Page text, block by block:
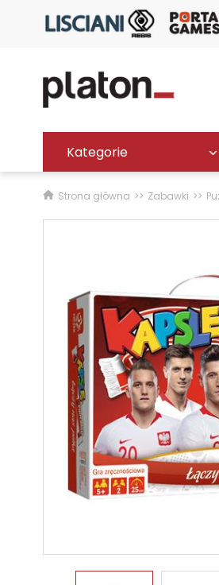
Kategorie
Strona główna Zabawki